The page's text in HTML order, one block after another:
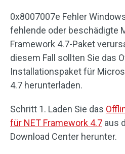
0x8007007e Fehler
fehlende oder beschädigte
Framework 4.7-Paket
diesem Fall sollten Sie das
Installationspaket für
4.7 herunterladen.
Schritt 1. Laden Sie das
für NET Framework 4.7 aus
Download Center herunter.